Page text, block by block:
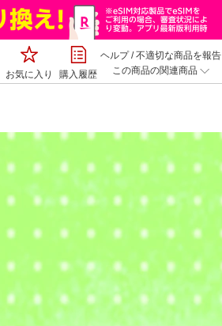
お気に入り 購入履歴
ヘルプ/不適切な商品を報告
この商品の関連商品